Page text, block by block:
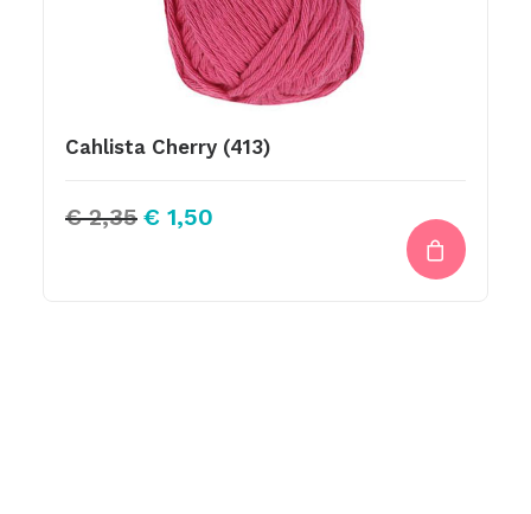
Cahlista Cherry (413)
€2,35 Oorspronkelijke
€ 1,50